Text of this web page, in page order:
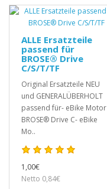
ALLE Ersatzteile
passend für
BROSE® Drive
C/S/T/TF
Original Ersatzteile NEU
und GENERALÜBERHOLT
passend für- eBike Motor
BROSE® Drive C- eBike
Mo..
1,00€
Netto 0,84€